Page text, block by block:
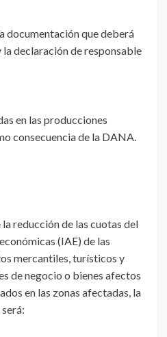
documentación que deberá
declaración de responsable
en las producciones
consecuencia de la DANA.
reducción de las cuotas del
(IAE) de las
mercantiles, turísticos y
de negocio o bienes afectos
en las zonas afectadas, la